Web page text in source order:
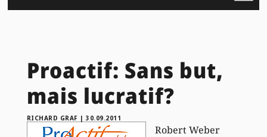
Proactif: Sans but,
mais lucratif?
RICHARD GRAF |30.09.2011
Robert Weber